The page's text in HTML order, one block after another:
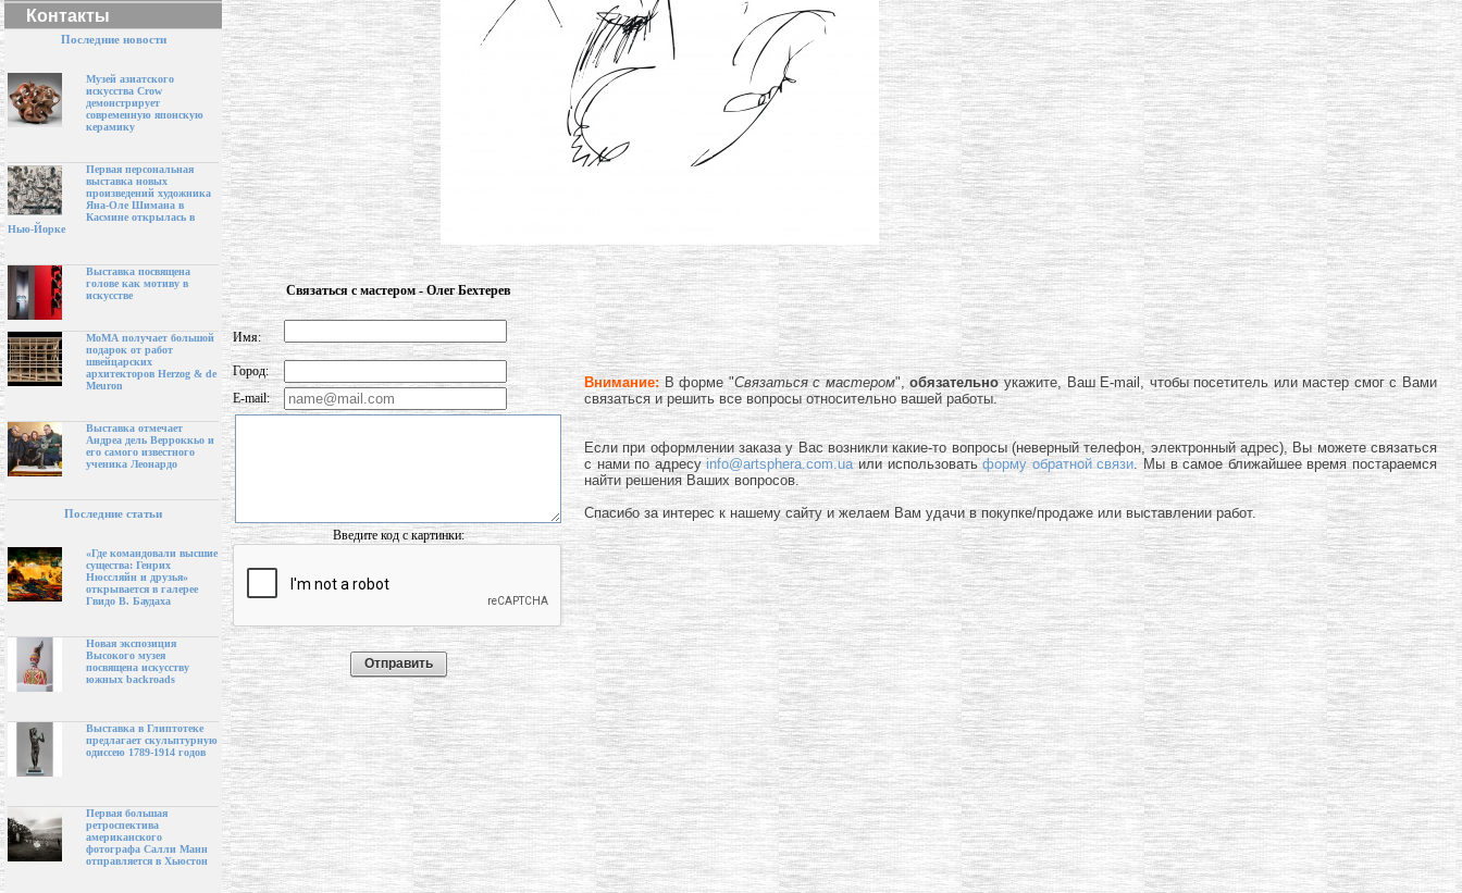
Контакты
Последние новости
Музей азиатского
искусства Crow
демонстрирует
современную японскую
керамику
Первая персональная
выставка новых
произведений художника
Яна-Оле Шимана в
Касмине открылась в
Нью-Йорке
Выставка посвящена
голове как мотиву в
искусстве
МоМА получает большой
подарок от работ
швейцарских
архитекторов Herzog & de
Meuron
Выставка отмечает
Андреа дель Верроккьо и
его самого известного
ученика Леонардо
Последние статьи
«Где командовали высшие
существа: Генрих
Нюссляйн и друзья»
открывается в галерее
Гвидо В. Баудаха
Новая экспозиция
Высокого музея
посвящена искусству
южных backroads
Выставка в Глиптотеке
предлагает скульптурную
одиссею 1789-1914 годов
Первая большая
ретроспектива
американского
фотографа Салли Манн
отправляется в Хьюстон
Связаться с мастером - Олег Бехтерев
Внимание:В форме "Связаться с мастером",обязательноукажите, Ваш E-mail, чтобы посетитель или мастер смог с Вами
связаться и решить все вопросы относительно вашей работы.
Если при оформлении заказа у Вас возникли какие-то вопросы (неверный телефон, электронный адрес), Вы можете связаться
с нами по адресуinfo@artsphera.com.uaили использоватьформу обратной связи. Мы в самое ближайшее время постараемся
найти решения Ваших вопросов.
Спасибо за интерес к нашему сайту и желаем Вам удачи в покупке/продаже или выставлении работ.
Имя:
Город:
E-mail:
Введите код с картинки: